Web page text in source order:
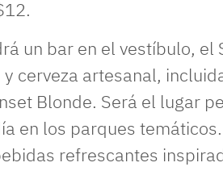
un bar en el vestíbulo, el
cerveza artesanal,
Blonde. Será el lugar
en los parques
refrescantes